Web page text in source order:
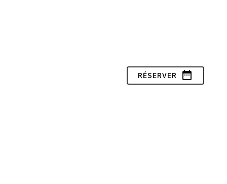
RÉSERVER date_range